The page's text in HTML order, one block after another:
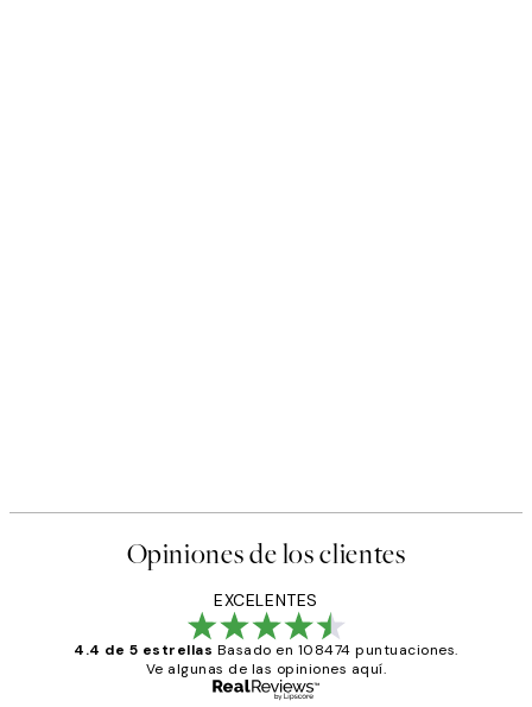
Opiniones de los clientes
EXCELENTES
4.4 de 5 estrellas Basado en 108474 puntuaciones.
Ve algunas de las opiniones aquí.